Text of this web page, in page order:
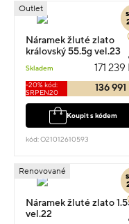
Outlet
Náramek žluté zlato
královský 55.5g vel.23
Skladem 171 239
-20% kód:
SRPEN20
136 991
Koupit s kódem
kód: O21012610593
Renovované
Náramek žluté zlato
vel.22